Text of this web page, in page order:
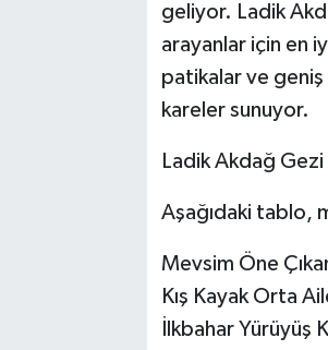
geliyor. Ladik
arayanlar için en
patikalar ve geniş
kareler sunuyor.
Ladik Akdağ Gezi
Aşağıdaki tablo,
Mevsim Öne
Kış Kayak Orta
İlkbahar